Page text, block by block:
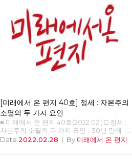
[미래에서 온 편지 40호] 정세 : 자본주의
소멸의 두 가지 요인
■ 미래에서 온 편지 40호(2022.02.) □ 정세 :
자본주의 소멸의 두 가지 요인 - 30년 만에
다시 읽는 미래에서 온 편지 >>>>>> 업로드
Date 2022.02.28 | By 미래에서 온 편지